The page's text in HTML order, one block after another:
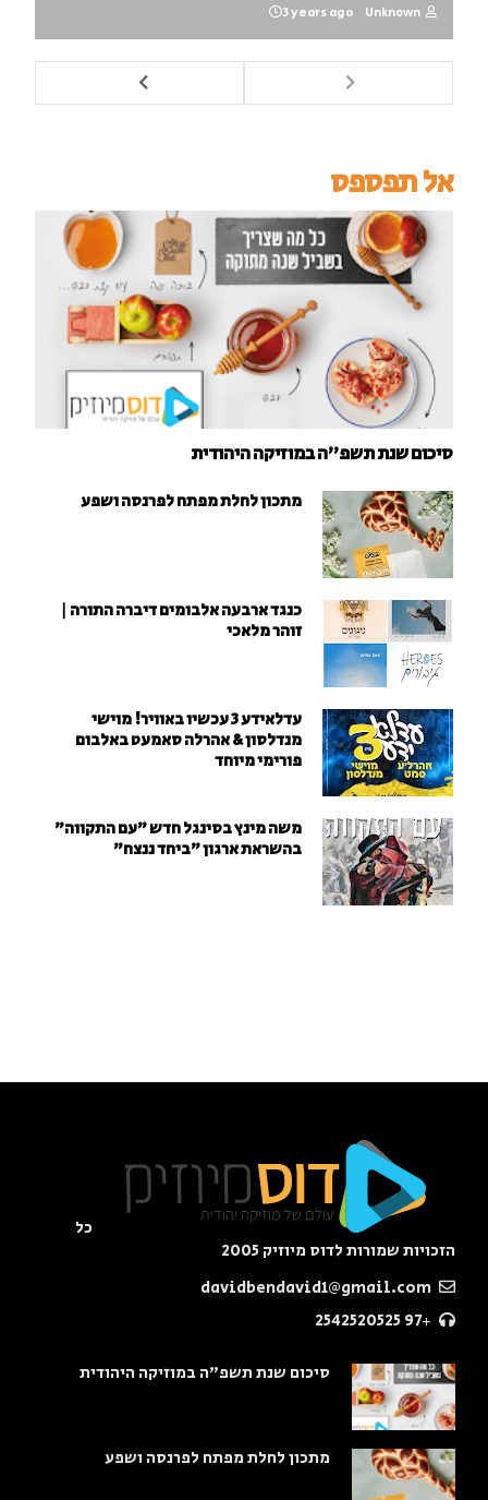
Unknown
3 years ago
אל תפספס
סיכום שנת תשפ"ה במוזיקה היהודית
מתכון לחלת מפתח לפרנסה ושפע
כנגד ארבעה אלבומים דיברה התורה |
זוהר מלאכי
עדלאידע 3 עכשיו באוויר! מוישי
מנדלסון & אהרלה סאמעט באלבום
פורימי מיוחד
משה מינץ בסינגל חדש ״עם התקווה״
בהשראת ארגון "ביחד ננצח"
כל
הזכויות שמורות לדוס מיוזיק 2005
+97 2542520525
סיכום שנת תשפ"ה במוזיקה היהודית
מתכון לחלת מפתח לפרנסה ושפע